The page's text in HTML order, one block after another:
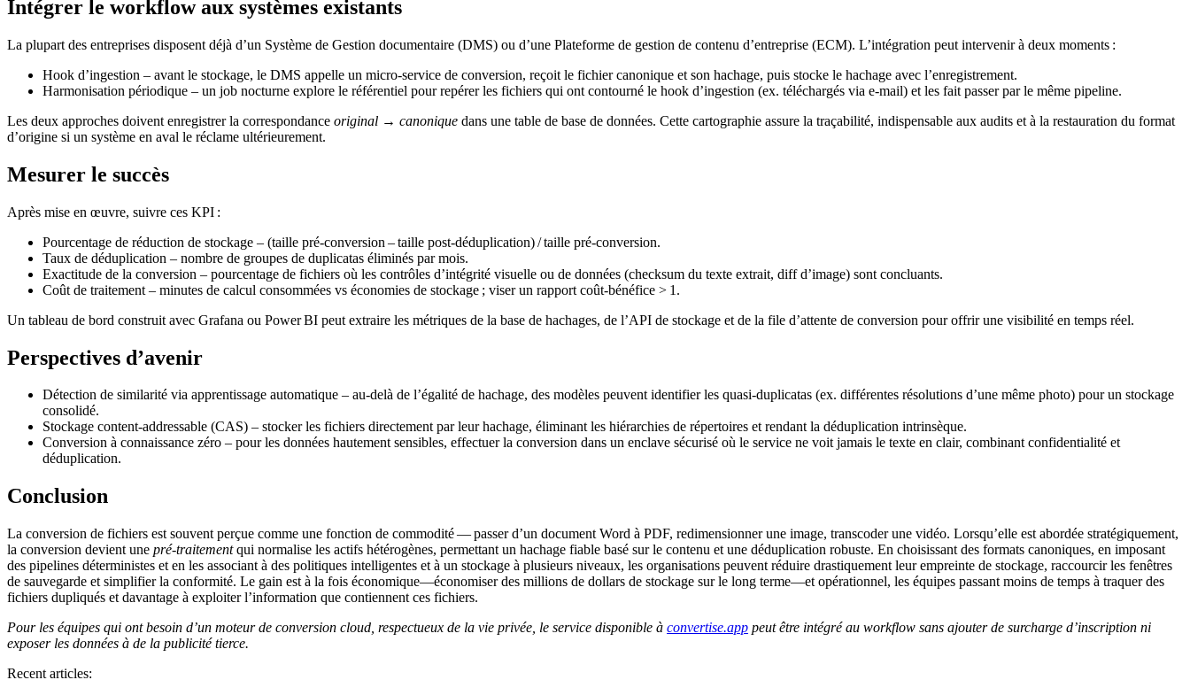
Intégrer le workflow aux systèmes existants
La plupart des entreprises disposent déjà d’un Système de Gestion documentaire (DMS) ou d’une Plateforme de gestion de contenu d’entreprise (ECM). L’intégration peut intervenir à deux moments :
Hook d’ingestion – avant le stockage, le DMS appelle un micro‑service de conversion, reçoit le fichier canonique et son hachage, puis stocke le hachage avec l’enregistrement.
Harmonisation périodique – un job nocturne explore le référentiel pour repérer les fichiers qui ont contourné le hook d’ingestion (ex. téléchargés via e‑mail) et les fait passer par le même pipeline.
Les deux approches doivent enregistrer la correspondance original → canonique dans une table de base de données. Cette cartographie assure la traçabilité, indispensable aux audits et à la restauration du format
d’origine si un système en aval le réclame ultérieurement.
Mesurer le succès
Après mise en œuvre, suivre ces KPI :
Pourcentage de réduction de stockage – (taille pré‑conversion – taille post‑déduplication) / taille pré‑conversion.
Taux de déduplication – nombre de groupes de duplicatas éliminés par mois.
Exactitude de la conversion – pourcentage de fichiers où les contrôles d’intégrité visuelle ou de données (checksum du texte extrait, diff d’image) sont concluants.
Coût de traitement – minutes de calcul consommées vs économies de stockage ; viser un rapport coût‑bénéfice > 1.
Un tableau de bord construit avec Grafana ou Power BI peut extraire les métriques de la base de hachages, de l’API de stockage et de la file d’attente de conversion pour offrir une visibilité en temps réel.
Perspectives d’avenir
Détection de similarité via apprentissage automatique – au‑delà de l’égalité de hachage, des modèles peuvent identifier les quasi‑duplicatas (ex. différentes résolutions d’une même photo) pour un stockage
consolidé.
Stockage content‑addressable (CAS) – stocker les fichiers directement par leur hachage, éliminant les hiérarchies de répertoires et rendant la déduplication intrinsèque.
Conversion à connaissance zéro – pour les données hautement sensibles, effectuer la conversion dans un enclave sécurisé où le service ne voit jamais le texte en clair, combinant confidentialité et
déduplication.
Conclusion
La conversion de fichiers est souvent perçue comme une fonction de commodité — passer d’un document Word à PDF, redimensionner une image, transcoder une vidéo. Lorsqu’elle est abordée stratégiquement,
la conversion devient une pré‑traitementqui normalise les actifs hétérogènes, permettant un hachage fiable basé sur le contenu et une déduplication robuste. En choisissant des formats canoniques, en imposant
des pipelines déterministes et en les associant à des politiques intelligentes et à un stockage à plusieurs niveaux, les organisations peuvent réduire drastiquement leur empreinte de stockage, raccourcir les fenêtres
de sauvegarde et simplifier la conformité. Le gain est à la fois économique—économiser des millions de dollars de stockage sur le long terme—et opérationnel, les équipes passant moins de temps à traquer des
fichiers dupliqués et davantage à exploiter l’information que contiennent ces fichiers.
Pour les équipes qui ont besoin d’un moteur de conversion cloud, respectueux de la vie privée, le service disponible à convertise.app peut être intégré au workflow sans ajouter de surcharge d’inscription ni
exposer les données à de la publicité tierce.
Recent articles: